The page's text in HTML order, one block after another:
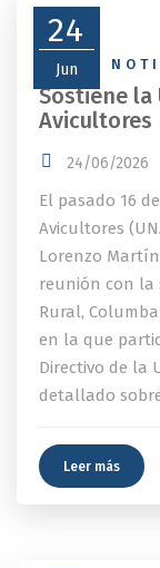
24
Jun
NEWS
Sostiene la
Avicultores
24/06/2026
El pasado 16
Avicultores
Lorenzo
reunión con la
Rural,
en la que
Directivo de la
detallado
Leer más